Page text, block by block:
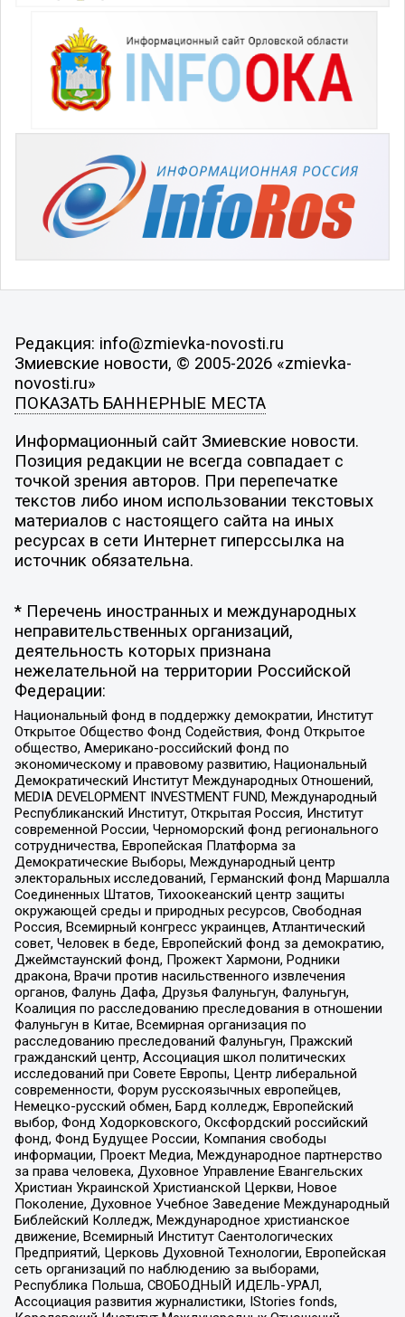
Редакция: info@zmievka-novosti.ru
Змиевские новости, © 2005-2026 «zmievka-
novosti.ru»
ПОКАЗАТЬ БАННЕРНЫЕ МЕСТА
Информационный сайт Змиевские новости.
Позиция редакции не всегда совпадает с
точкой зрения авторов. При перепечатке
текстов либо ином использовании текстовых
материалов с настоящего сайта на иных
ресурсах в сети Интернет гиперссылка на
источник обязательна.
* Перечень иностранных и международных
неправительственных организаций,
деятельность которых признана
нежелательной на территории Российской
Федерации:
Национальный фонд в поддержку демократии, Институт
Открытое Общество Фонд Содействия, Фонд Открытое
общество, Американо-российский фонд по
экономическому и правовому развитию, Национальный
Демократический Институт Международных Отношений,
MEDIA DEVELOPMENT INVESTMENT FUND, Международный
Республиканский Институт, Открытая Россия, Институт
современной России, Черноморский фонд регионального
сотрудничества, Европейская Платформа за
Демократические Выборы, Международный центр
электоральных исследований, Германский фонд Маршалла
Соединенных Штатов, Тихоокеанский центр защиты
окружающей среды и природных ресурсов, Свободная
Россия, Всемирный конгресс украинцев, Атлантический
совет, Человек в беде, Европейский фонд за демократию,
Джеймстаунский фонд, Прожект Хармони, Родники
дракона, Врачи против насильственного извлечения
органов, Фалунь Дафа, Друзья Фалуньгун, Фалуньгун,
Коалиция по расследованию преследования в отношении
Фалуньгун в Китае, Всемирная организация по
расследованию преследований Фалуньгун, Пражский
гражданский центр, Ассоциация школ политических
исследований при Совете Европы, Центр либеральной
современности, Форум русскоязычных европейцев,
Немецко-русский обмен, Бард колледж, Европейский
выбор, Фонд Ходорковского, Оксфордский российский
фонд, Фонд Будущее России, Компания свободы
информации, Проект Медиа, Международное партнерство
за права человека, Духовное Управление Евангельских
Христиан Украинской Христианской Церкви, Новое
Поколение, Духовное Учебное Заведение Международный
Библейский Колледж, Международное христианское
движение, Всемирный Институт Саентологических
Предприятий, Церковь Духовной Технологии, Европейская
сеть организаций по наблюдению за выборами,
Республика Польша, СВОБОДНЫЙ ИДЕЛЬ-УРАЛ,
Ассоциация развития журналистики, IStories fonds,